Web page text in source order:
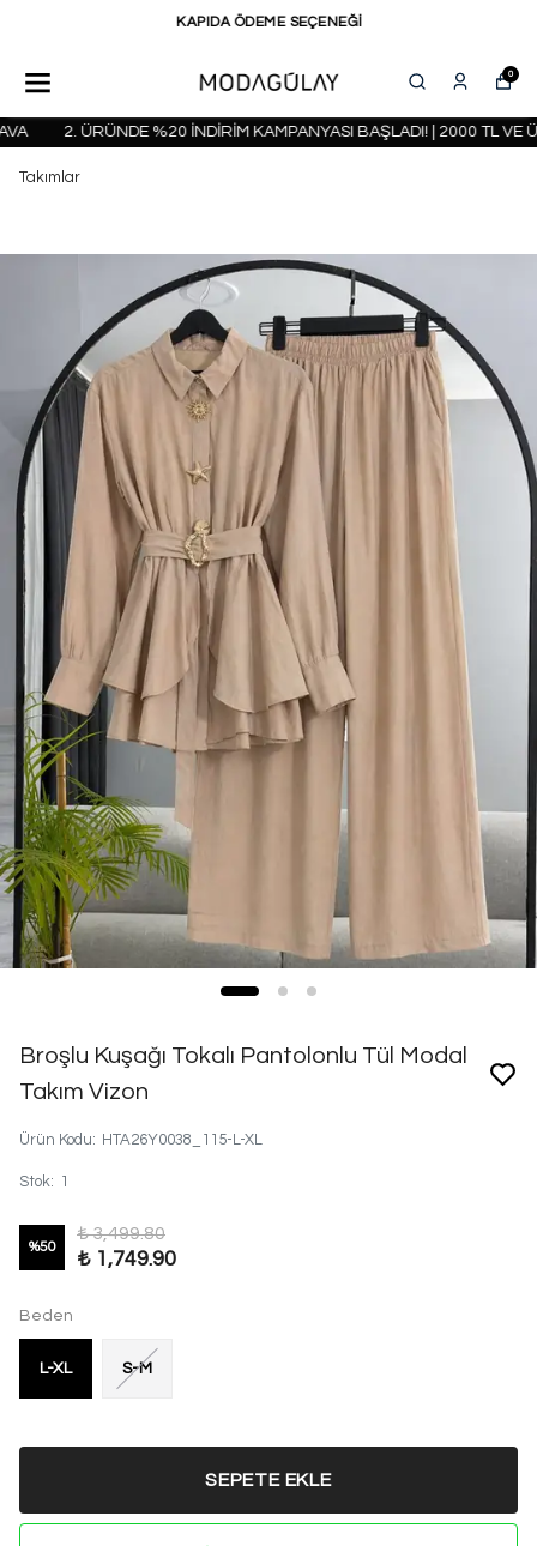
KAPIDA ÖDEME SEÇENEĞİ
0
2. ÜRÜNDE %20 İNDİRİM KAMPANYASI BAŞLADI! | 2000 TL VE
Takımlar
Broşlu Kuşağı Tokalı Pantolonlu Tül Modal
Takım Vizon
Ürün Kodu: HTA26Y0038_115-L-XL
Stok: 1
%50
₺ 3,499.80
₺ 1,749.90
Beden
L-XL S-M
SEPETE EKLE